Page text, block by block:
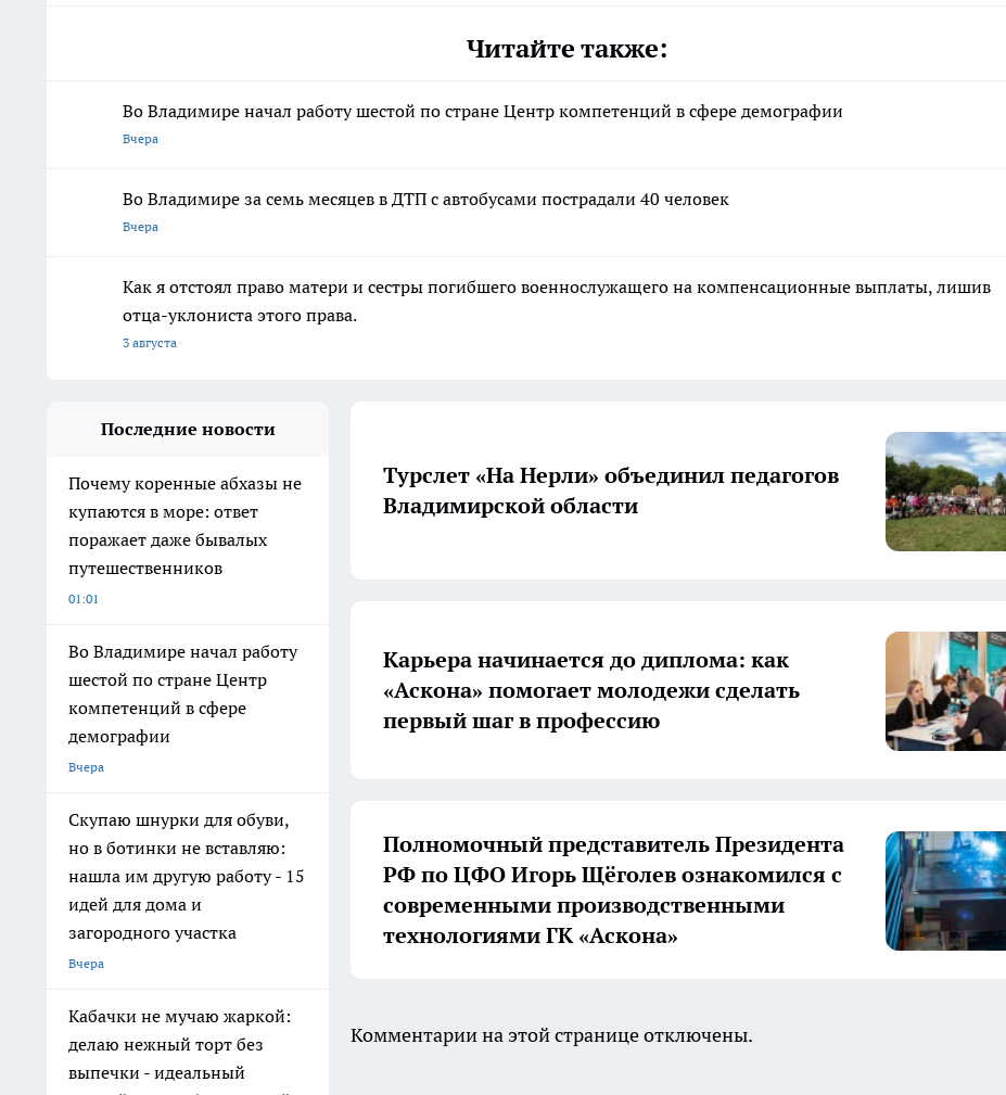
Читайте также:
Во Владимире начал работу шестой по стране Центр компетенций в сфере демографии
Вчера
Во Владимире за семь месяцев в ДТП с автобусами пострадали 40 человек
Вчера
Как я отстоял право матери и сестры погибшего военнослужащего на компенсационные выплаты, лишив
отца-уклониста этого права.
3 августа
Последние новости
Почему коренные абхазы не
купаются в море: ответ
поражает даже бывалых
путешественников
01:01
Во Владимире начал работу
шестой по стране Центр
компетенций в сфере
демографии
Вчера
Скупаю шнурки для обуви,
но в ботинки не вставляю:
нашла им другую работу - 15
идей для дома и
загородного участка
Вчера
Кабачки не мучаю жаркой:
делаю нежный торт без
выпечки - идеальный
Турслет «На Нерли» объединил педагогов
Владимирской области
Карьера начинается до диплома: как
«Аскона» помогает молодежи сделать
первый шаг в профессию
Полномочный представитель Президента
РФ по ЦФО Игорь Щёголев ознакомился с
современными производственными
технологиями ГК «Аскона»
Комментарии на этой странице отключены.